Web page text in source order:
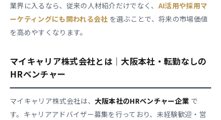
業界に入るなら、従来の人材紹介だけでなく、 AI活用や採用マ
ーケティングにも関われる会社 を選ぶことで、将来の市場価値
を高めやすくなります。
マイキャリア株式会社とは｜大阪本社・転勤なしの
HRベンチャー
マイキャリア株式会社は、 大阪本社のHRベンチャー企業 で
す。キャリアアドバイザー募集を行っており、未経験歓迎・営